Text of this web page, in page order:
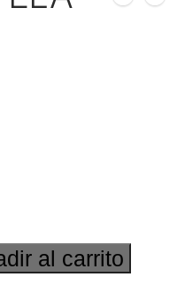
al carrito